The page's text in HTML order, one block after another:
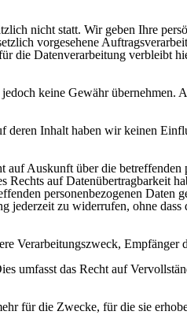
nicht statt. Wir geben Ihre
vorgesehene
Datenverarbeitung verbleibt
keine Gewähr übernehmen.
Inhalt haben wir keinen
Auskunft über die betreffenden
auf Datenübertragbarkeit
personenbezogenen Daten
zu widerrufen, ohne dass
Verarbeitungszweck, Empfänger
umfasst das Recht auf
für die Zwecke, für die sie